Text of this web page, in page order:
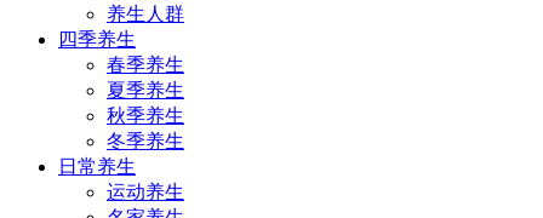
养生人群
四季养生
春季养生
夏季养生
秋季养生
冬季养生
日常养生
运动养生